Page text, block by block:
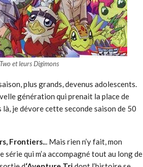
et leurs Digimons
plus grands, devenus adolescents.
génération qui prenait la place de
je dévore cette seconde saison de 50
Frontiers... Mais rien n’y fait, mon
série qui m’a accompagné tout au long de